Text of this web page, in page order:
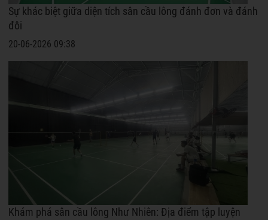
Sự khác biệt giữa diện tích sân cầu lông đánh đơn và đánh
đôi
20-06-2026 09:38
Khám phá sân cầu lông Như Nhiên: Địa điểm tập luyện